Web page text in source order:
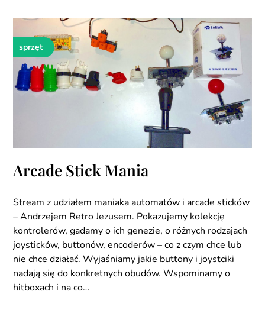
sprzęt
Arcade Stick Mania
Stream z udziałem maniaka automatów i arcade sticków
– Andrzejem Retro Jezusem. Pokazujemy kolekcję
kontrolerów, gadamy o ich genezie, o różnych rodzajach
joysticków, buttonów, encoderów – co z czym chce lub
nie chce działać. Wyjaśniamy jakie buttony i joystciki
nadają się do konkretnych obudów. Wspominamy o
hitboxach i na co…